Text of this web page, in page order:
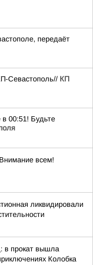
передаёт
Севастополь// КП
в 00:51! Будьте
всем!
ликвидировали
в прокат вышла
Колобка